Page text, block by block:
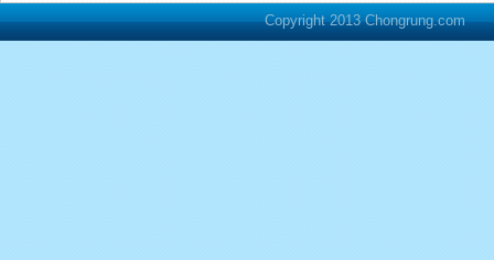
Copyright 2013 Chongrung.com